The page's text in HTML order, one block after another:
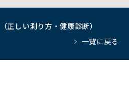
正しい測り方・健康診断）
一覧に戻る